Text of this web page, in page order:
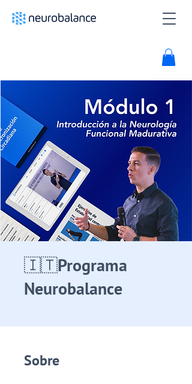
🇮🇹Programa
Neurobalance
Sobre